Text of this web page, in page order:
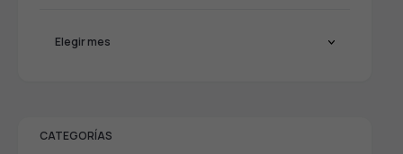
CATEGORÍAS